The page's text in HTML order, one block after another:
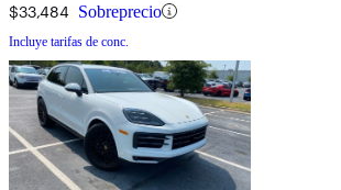
$33,484 Sobreprecio
Incluye tarifas de conc.